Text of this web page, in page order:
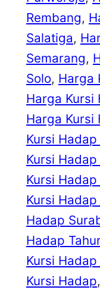
Rembang,
Salatiga,
Semarang,
Solo, Harga
Harga Kursi
Harga Kursi
Kursi
Kursi
Kursi
Kursi Hadap
Hadap
Hadap
Kursi
Kursi Hadap,